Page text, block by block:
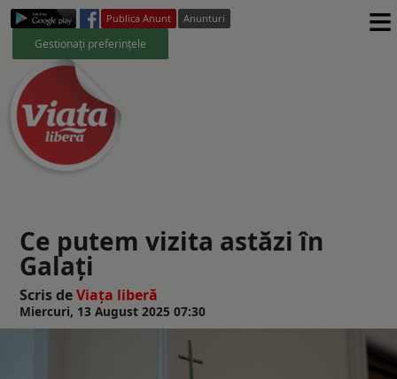
Publica Anunt Anunturi
Gestionați preferințele ≡
Ce putem vizita astăzi în
Galați
Scris deViaţa liberă
Miercuri, 13 August 2025 07:30